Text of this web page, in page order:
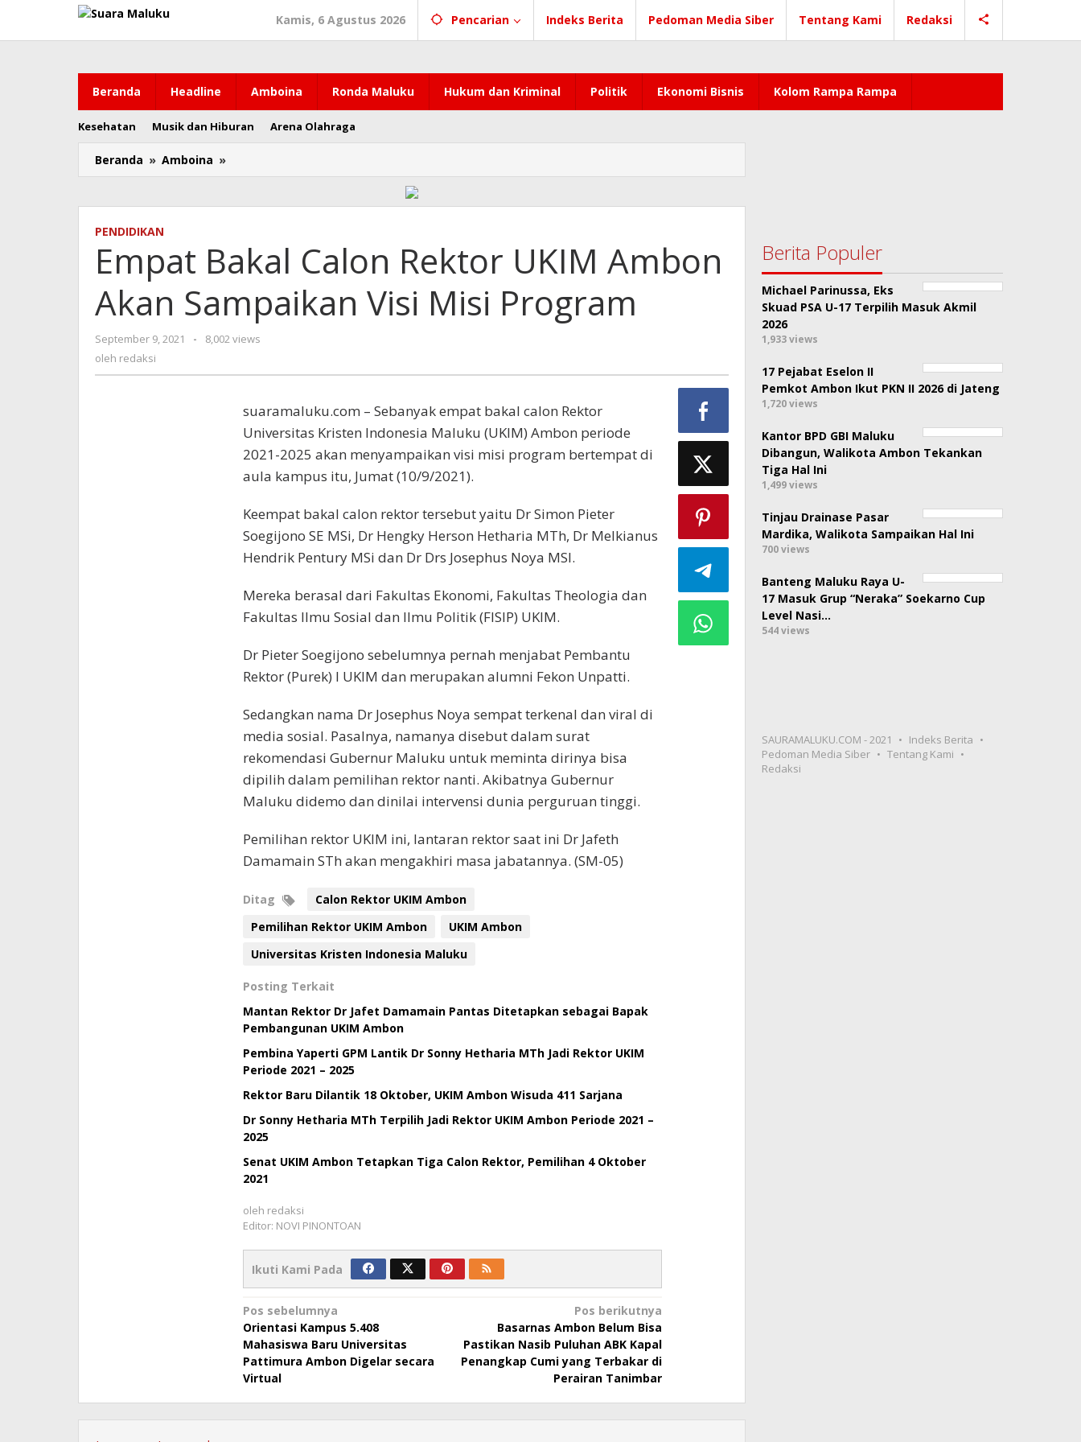
konten
Kamis, 6 Agustus 2026 Pencarian Indeks Berita Pedoman Media Siber Tentang Kami Redaksi
Beranda Headline Amboina Ronda Maluku Hukum dan Kriminal Politik Ekonomi Bisnis Kolom Rampa Rampa
Kesehatan Musik dan Hiburan Arena Olahraga
Beranda » Amboina »
Bakal
Rektor
Ambon
Akan
Sampaikan
Visi
Misi
Program
PENDIDIKAN
Empat Bakal Calon Rektor UKIM Ambon
Akan Sampaikan Visi Misi Program
September 9, 2021
oleh
-
8,002 views
oleh redaksi
suaramaluku.com – Sebanyak empat bakal calon Rektor
Universitas Kristen Indonesia Maluku (UKIM) Ambon periode
2021-2025 akan menyampaikan visi misi program bertempat di
aula kampus itu, Jumat (10/9/2021).
Keempat bakal calon rektor tersebut yaitu Dr Simon Pieter
Soegijono SE MSi, Dr Hengky Herson Hetharia MTh, Dr Melkianus
Hendrik Pentury MSi dan Dr Drs Josephus Noya MSI.
Mereka berasal dari Fakultas Ekonomi, Fakultas Theologia dan
Fakultas Ilmu Sosial dan Ilmu Politik (FISIP) UKIM.
Dr Pieter Soegijono sebelumnya pernah menjabat Pembantu
Rektor (Purek) I UKIM dan merupakan alumni Fekon Unpatti.
Sedangkan nama Dr Josephus Noya sempat terkenal dan viral di
media sosial. Pasalnya, namanya disebut dalam surat
rekomendasi Gubernur Maluku untuk meminta dirinya bisa
dipilih dalam pemilihan rektor nanti. Akibatnya Gubernur
Maluku didemo dan dinilai intervensi dunia perguruan tinggi.
Pemilihan rektor UKIM ini, lantaran rektor saat ini Dr Jafeth
Damamain STh akan mengakhiri masa jabatannya. (SM-05)
Ditag
Calon Rektor UKIM Ambon
Pemilihan Rektor UKIM Ambon
UKIM Ambon
Universitas Kristen Indonesia Maluku
Posting Terkait
Mantan Rektor Dr Jafet Damamain Pantas Ditetapkan sebagai Bapak
Pembangunan UKIM Ambon
Pembina Yaperti GPM Lantik Dr Sonny Hetharia MTh Jadi Rektor UKIM
Periode 2021 – 2025
Rektor Baru Dilantik 18 Oktober, UKIM Ambon Wisuda 411 Sarjana
Dr Sonny Hetharia MTh Terpilih Jadi Rektor UKIM Ambon Periode 2021 –
2025
Senat UKIM Ambon Tetapkan Tiga Calon Rektor, Pemilihan 4 Oktober
2021
oleh redaksi
Editor: NOVI PINONTOAN
Ikuti Kami Pada
Navigasi
pos
Pos sebelumnya
Orientasi Kampus 5.408
Mahasiswa Baru Universitas
Pattimura Ambon Digelar secara
Virtual
Pos berikutnya
Basarnas Ambon Belum Bisa
Pastikan Nasib Puluhan ABK Kapal
Penangkap Cumi yang Terbakar di
Perairan Tanimbar
Berita Populer
Michael Parinussa, Eks
Skuad PSA U-17 Terpilih Masuk Akmil
2026
1,933 views
17 Pejabat Eselon II
Pemkot Ambon Ikut PKN II 2026 di Jateng
1,720 views
Kantor BPD GBI Maluku
Dibangun, Walikota Ambon Tekankan
Tiga Hal Ini
1,499 views
Tinjau Drainase Pasar
Mardika, Walikota Sampaikan Hal Ini
700 views
Banteng Maluku Raya U-
17 Masuk Grup “Neraka” Soekarno Cup
Level Nasi…
544 views
SAURAMALUKU.COM - 2021
Indeks Berita
Pedoman Media Siber
Tentang Kami
Redaksi